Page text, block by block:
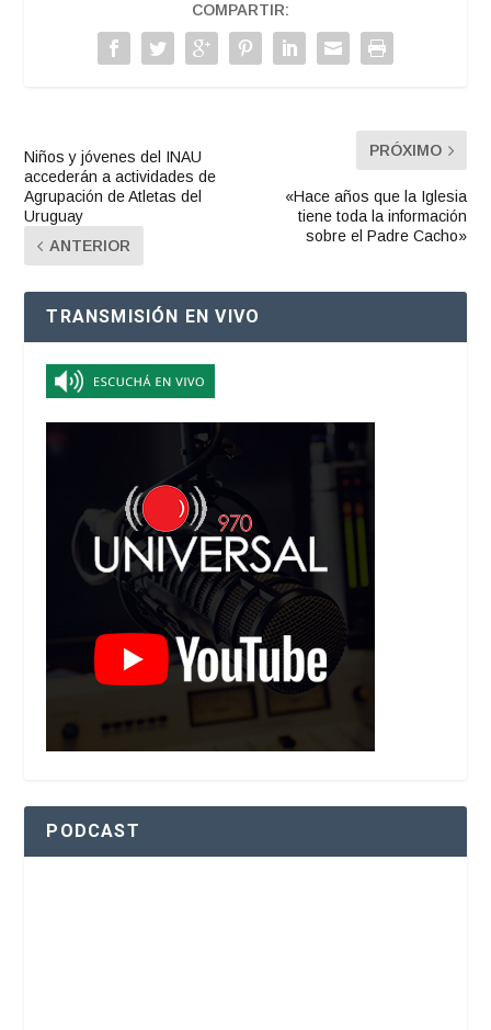
COMPARTIR:
Niños y jóvenes del INAU
accederán a actividades de
Agrupación de Atletas del
Uruguay
ANTERIOR
PRÓXIMO
«Hace años que la Iglesia
tiene toda la información
sobre el Padre Cacho»
TRANSMISIÓN EN VIVO
PODCAST